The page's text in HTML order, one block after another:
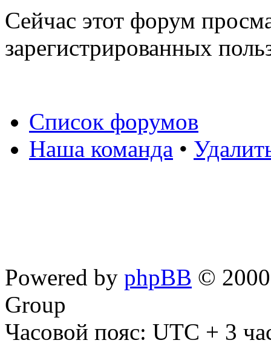
Сейчас этот форум
зарегистрированных
Список форумов
Наша команда •
Powered by phpBB ©
Group
Часовой пояс: UTC + 3